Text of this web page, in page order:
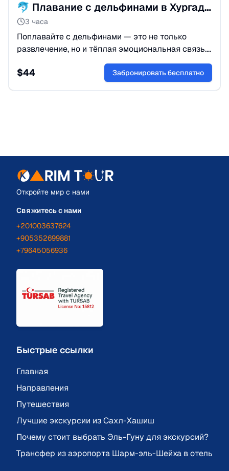
🐬 Плавание с дельфинами в Хургаде: Незабываемая встреча
3 часа
Поплавайте с дельфинами — это не только
развлечение, но и тёплая эмоциональная связь.
Почувствуйте их энергию, прикоснитесь к коже и
создайте волшебные моменты.
$44 Забронировать бесплатно
Откройте мир с нами
Свяжитесь с нами
+201003637624
+905352699881
+79645056936
Быстрые ссылки
Главная
Направления
Путешествия
Лучшие экскурсии из Сахл-Хашиш
Почему стоит выбрать Эль-Гуну для экскурсий?
Трансфер из аэропорта Шарм-эль-Шейха в отель